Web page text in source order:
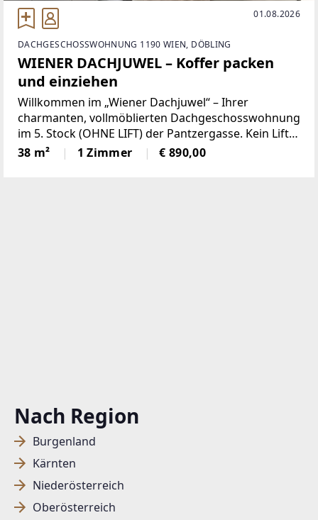
Nach Region
Burgenland
Kärnten
Niederösterreich
Oberösterreich
01.08.2026
DACHGESCHOSSWOHNUNG 1190 WIEN, DÖBLING
WIENER DACHJUWEL – Koffer packen
und einziehen
Willkommen im „Wiener Dachjuwel“ – Ihrer
charmanten, vollmöblierten Dachgeschosswohnung
im 5. Stock (OHNE LIFT) der Pantzergasse. Kein Lift?
Kein Problem – hier gibt es Ihr tägliches
Fitnessprogramm gleich gratis dazu! Auf
38 m² 1 Zimmer € 890,00